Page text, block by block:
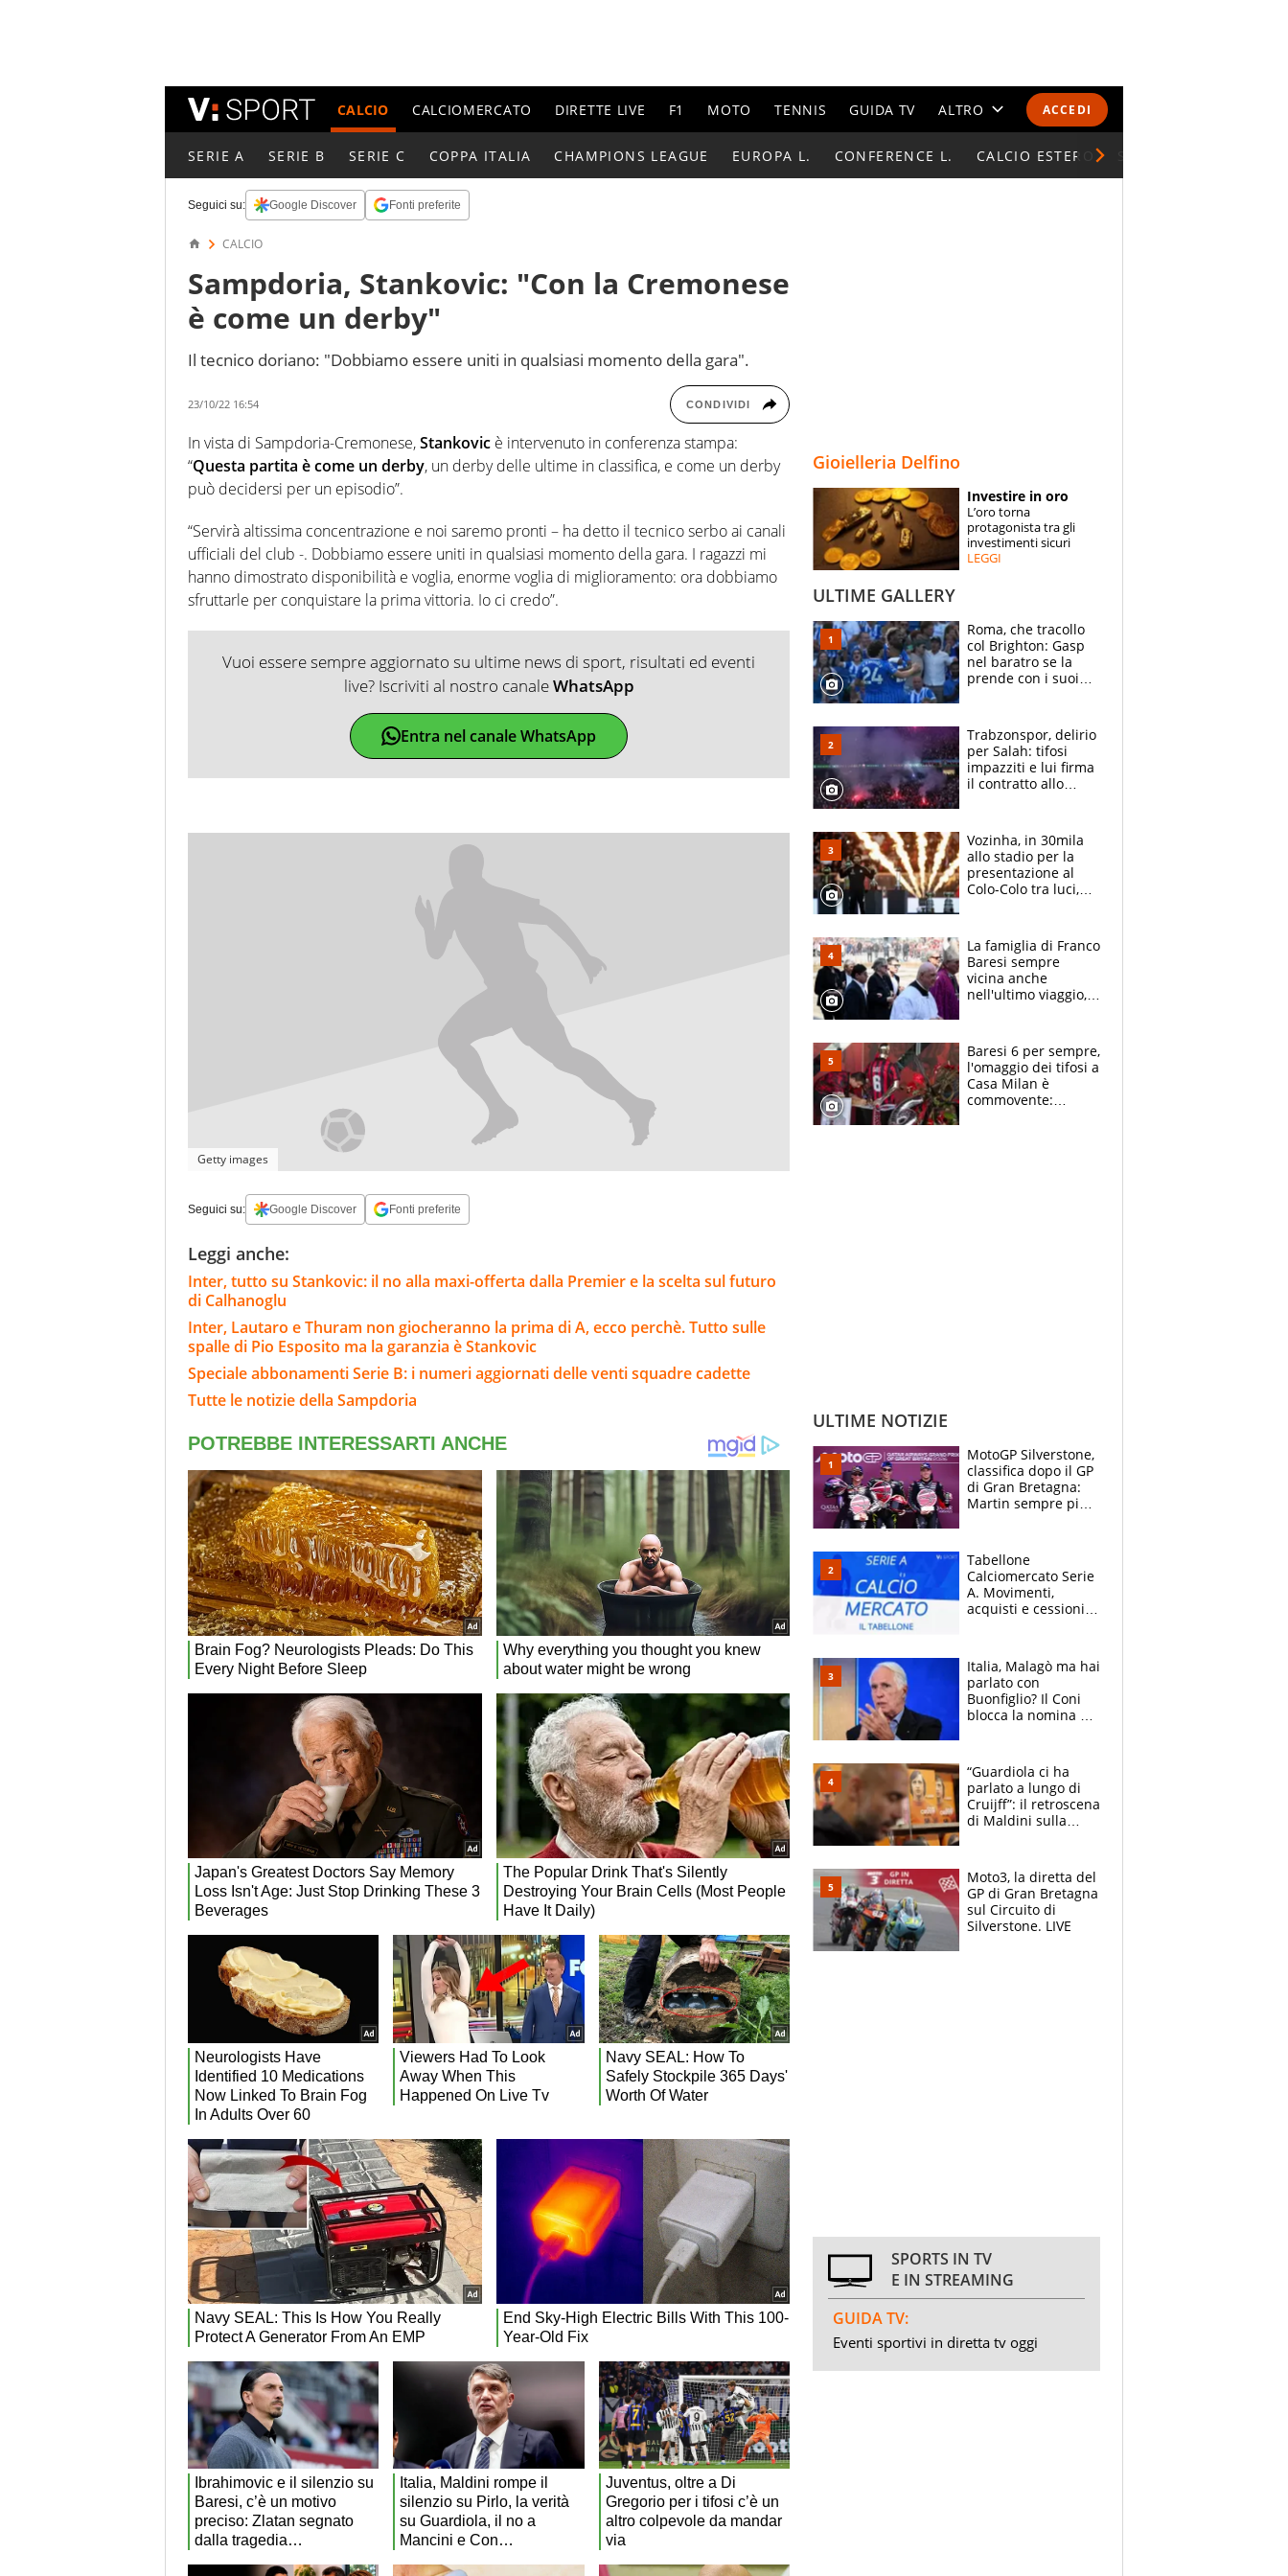
ACCEDI
CALCIO CALCIOMERCATO DIRETTE LIVE F1 MOTO TENNIS GUIDA TV ALTRO
CALENDARI E CLASSIFICHE
ESPERTI
CONTATTI
SERIE A SERIE B SERIE C COPPA ITALIA CHAMPIONS LEAGUE EUROPA L. CONFERENCE L. CALCIO ESTERO
Seguici su: Google Discover Fonti preferite
CALCIO
Sampdoria, Stankovic: "Con la Cremonese
è come un derby"
Il tecnico doriano: "Dobbiamo essere uniti in qualsiasi momento della gara".
23/10/22 16:54 CONDIVIDI
In vista di Sampdoria-Cremonese,Stankovic è intervenuto in conferenza stampa:
“Questa partita è come un derby, un derby delle ultime in classifica, e come un derby
può decidersi per un episodio”.
“Servirà altissima concentrazione e noi saremo pronti – ha detto il tecnico serbo ai canali
ufficiali del club -. Dobbiamo essere uniti in qualsiasi momento della gara. I ragazzi mi
hanno dimostrato disponibilità e voglia, enorme voglia di miglioramento: ora dobbiamo
sfruttarle per conquistare la prima vittoria. Io ci credo”.
Vuoi essere sempre aggiornato su ultime news di sport, risultati ed eventi
live? Iscriviti al nostro canaleWhatsApp
Entra nel canale WhatsApp
Getty images
Seguici su: Google Discover Fonti preferite
Leggi anche:
Inter, tutto su Stankovic: il no alla maxi-offerta dalla Premier e la scelta sul futuro
di Calhanoglu
Inter, Lautaro e Thuram non giocheranno la prima di A, ecco perchè. Tutto sulle
spalle di Pio Esposito ma la garanzia è Stankovic
Speciale abbonamenti Serie B: i numeri aggiornati delle venti squadre cadette
Tutte le notizie della Sampdoria
Gioielleria Delfino
Investire in oro
L’oro torna
protagonista tra gli
investimenti sicuri
LEGGI
ULTIME GALLERY
Roma, che tracollo
col Brighton: Gasp
nel baratro se la
prende con i suoi
Trabzonspor, delirio
per Salah: tifosi
impazziti e lui firma
il contratto allo
Vozinha, in 30mila
allo stadio per la
presentazione al
Colo-Colo tra luci,
La famiglia di Franco
Baresi sempre
vicina anche
nell'ultimo viaggio,
circondati
dall'affetto dei tifosi
Baresi 6 per sempre,
l'omaggio dei tifosi a
Casa Milan è
commovente:
ULTIME NOTIZIE
MotoGP Silverstone,
classifica dopo il GP
di Gran Bretagna:
Martin sempre più
Tabellone
Calciomercato Serie
A. Movimenti,
acquisti e cessioni:
Italia, Malagò ma hai
parlato con
Buonfiglio? Il Coni
blocca la nomina di
“Guardiola ci ha
parlato a lungo di
Cruijff”: il retroscena
di Maldini sulla
Moto3, la diretta del
GP di Gran Bretagna
sul Circuito di
Silverstone. LIVE
SPORTS IN TV
E IN STREAMING
GUIDA TV:
Eventi sportivi in diretta tv oggi